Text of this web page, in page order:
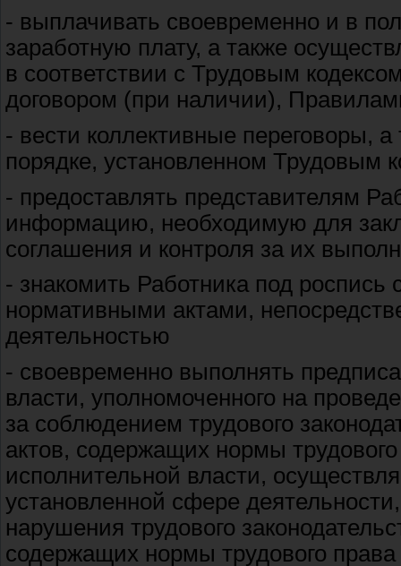
- выплачивать своевременно и в
заработную плату, а также
в соответствии с Трудовым
договором (при наличии),
- вести коллективные переговоры,
порядке, установленном Трудовым
- предоставлять представителям
информацию, необходимую для
соглашения и контроля за их
- знакомить Работника под
нормативными актами,
деятельностью
- своевременно выполнять
власти, уполномоченного на
за соблюдением трудового
актов, содержащих нормы
исполнительной власти,
установленной сфере
нарушения трудового
содержащих нормы трудового права